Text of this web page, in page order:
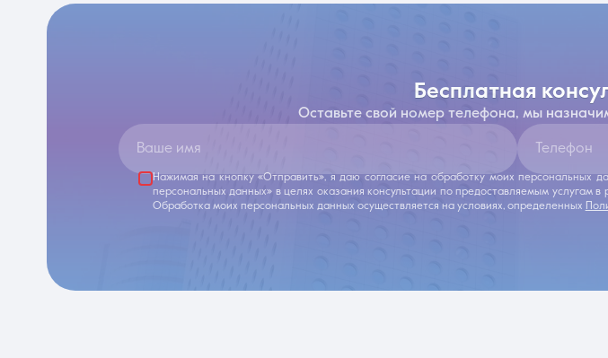
бесплатная
Оставьте свой номер телефона, мы
Ваше имя Телефон
Нажимая на кнопку «Отправить», я даю согласие на обработку моих персональных
персональных данных» в целях оказания консультации по предоставляемым
Обработка моих персональных данных осуществляется на условиях, определенных